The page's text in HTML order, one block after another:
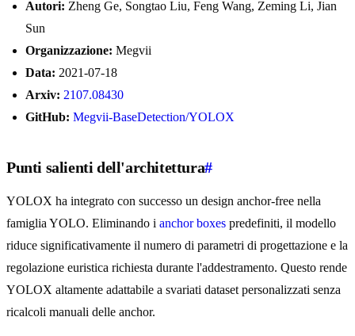
Autori: Zheng Ge, Songtao Liu, Feng Wang, Zeming Li, Jian
Sun
Organizzazione: Megvii
Data: 2021-07-18
Arxiv: 2107.08430
GitHub: Megvii-BaseDetection/YOLOX
Punti salienti dell'architettura#
YOLOX ha integrato con successo un design anchor-free nella
famiglia YOLO. Eliminando i anchor boxes predefiniti, il modello
riduce significativamente il numero di parametri di progettazione e la
regolazione euristica richiesta durante l'addestramento. Questo rende
YOLOX altamente adattabile a svariati dataset personalizzati senza
ricalcoli manuali delle anchor.